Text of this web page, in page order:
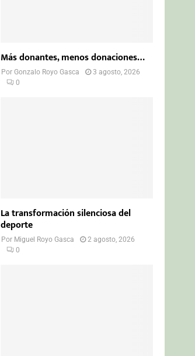
Más donantes, menos donaciones…
PorGonzalo Royo Gasca
3 agosto, 2026
0
La transformación silenciosa del
deporte
Por Miguel Royo Gasca
2 agosto, 2026
0